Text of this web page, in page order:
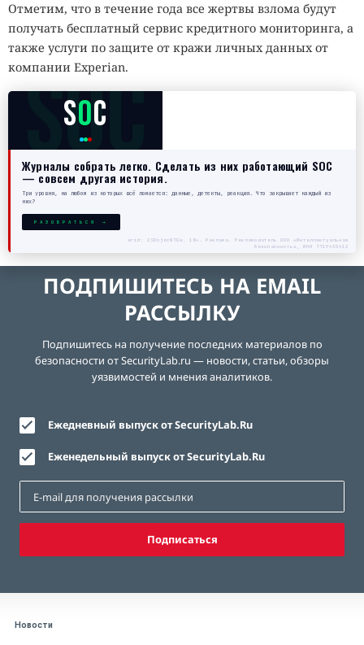
Отметим, что в течение года все жертвы взлома будут
получать бесплатный сервис кредитного мониторинга, а
также услуги по защите от кражи личных данных от
компании Experian.
SOC
SOC
Журналы собрать легко. Сделать из них работающий SOC
— совсем другая история.
Три уровня, на любом из которых всё ломается: данные, детекты, реакция. Что закрывает каждый из
них?
РАЗОБРАТЬСЯ →
erid: 2SDnjecN7Gw. 18+. Реклама. Рекламодатель ООО «Интеллектуальная
безопасность», ИНН 7719435412
ПОДПИШИТЕСЬ НА EMAIL
РАССЫЛКУ
Подпишитесь на получение последних материалов по
безопасности от SecurityLab.ru — новости, статьи, обзоры
уязвимостей и мнения аналитиков.
Ежедневный выпуск от SecurityLab.Ru
Еженедельный выпуск от SecurityLab.Ru
Подписаться
Новости